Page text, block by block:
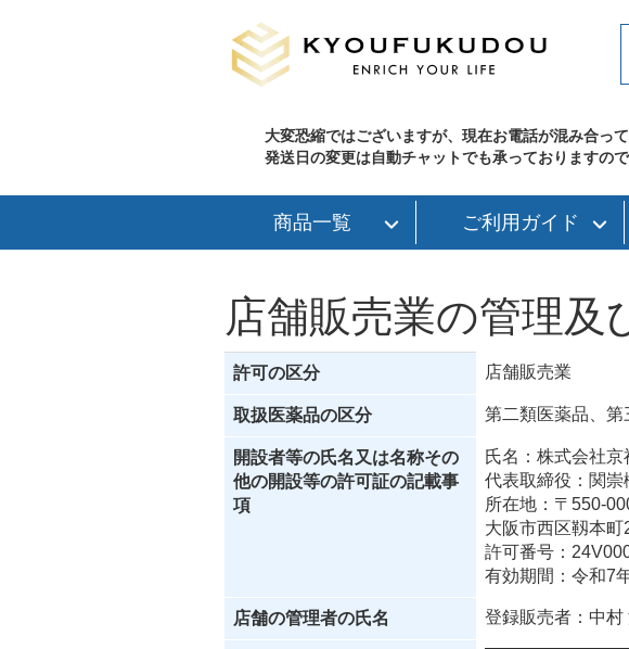
大変恐縮ではございますが、現在お電話が混み合っ
発送日の変更は自動チャットでも承っておりますの
商品一覧 ご利用ガイド
店舗販売業の管理及
許可の区分 店舗販売業
取扱医薬品の区分 第二類医薬品、第
開設者等の氏名又は名称その
他の開設等の許可証の記載事
項
氏名：株式会社京
代表取締役：関崇
所在地：〒550-
大阪市西区靱本
許可番号：
有効期間：令和7
店舗の管理者の氏名 登録販売者：中村